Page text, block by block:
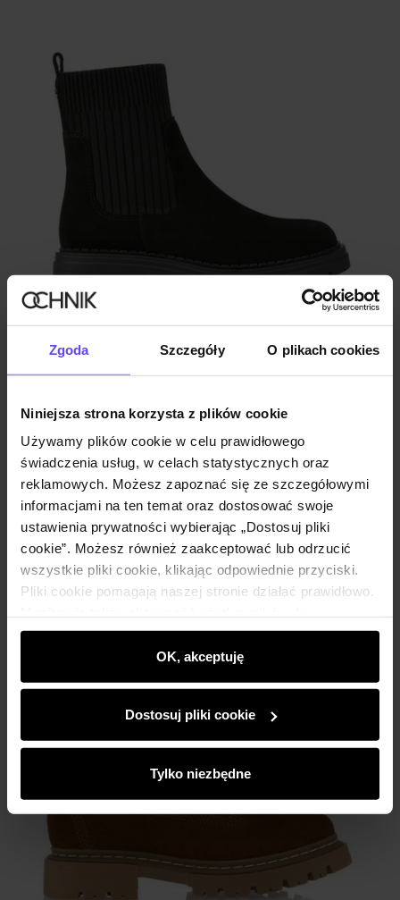
Zgoda Szczegóły O plikach cookies
Niniejsza strona korzysta z plików cookie
Używamy plików cookie w celu prawidłowego
świadczenia usług, w celach statystycznych oraz
reklamowych. Możesz zapoznać się ze szczegółowymi
informacjami na ten temat oraz dostosować swoje
ustawienia prywatności wybierając „Dostosuj pliki
cookie”. Możesz również zaakceptować lub odrzucić
wszystkie pliki cookie, klikając odpowiednie przyciski.
Pliki cookie pomagają naszej stronie działać prawidłowo.
wyświetlać im dopasowane do ich preferencji treści,
rekomendacje oraz komunikaty reklamowe informujące o
najnowszych promocjach w e-sklepie. Informacje o tym,
partnerom społecznościowym, reklamowym i
analitycznym. Partnerzy mogą połączyć te informacje z
podczas korzystania z ich usług.
OK, akceptuję
Dostosuj pliki cookie
Tylko niezbędne
Ostatnie sztuki
Czarne zamszowe sztyblety damskie
229,90 zł